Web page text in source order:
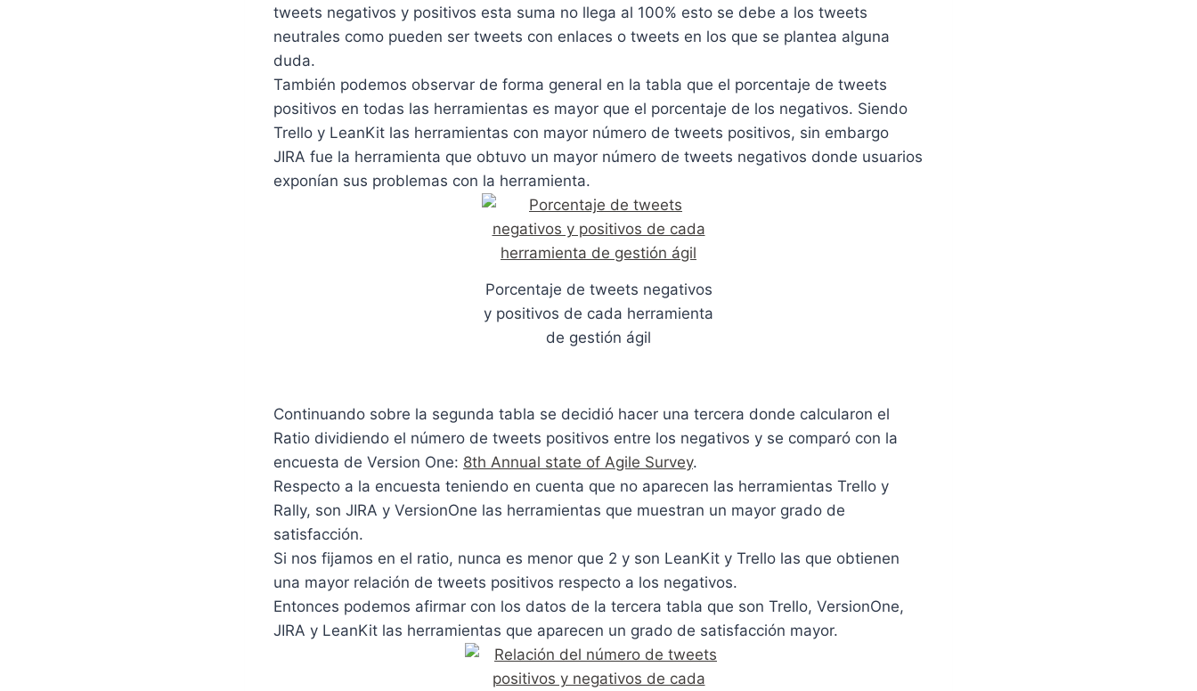
tweets negativos y positivos esta suma no llega al 100% esto se debe a los tweets
neutrales como pueden ser tweets con enlaces o tweets en los que se plantea alguna
duda.
También podemos observar de forma general en la tabla que el porcentaje de tweets
positivos en todas las herramientas es mayor que el porcentaje de los negativos. Siendo
Trello y LeanKit las herramientas con mayor número de tweets positivos, sin embargo
JIRA fue la herramienta que obtuvo un mayor número de tweets negativos donde usuarios
exponían sus problemas con la herramienta.
Porcentaje de tweets negativos
y positivos de cada herramienta
de gestión ágil
Continuando sobre la segunda tabla se decidió hacer una tercera donde calcularon el
Ratio dividiendo el número de tweets positivos entre los negativos y se comparó con la
encuesta de Version One: 8th Annual state of Agile Survey.
Respecto a la encuesta teniendo en cuenta que no aparecen las herramientas Trello y
Rally, son JIRA y VersionOne las herramientas que muestran un mayor grado de
satisfacción.
Si nos fijamos en el ratio, nunca es menor que 2 y son LeanKit y Trello las que obtienen
una mayor relación de tweets positivos respecto a los negativos.
Entonces podemos afirmar con los datos de la tercera tabla que son Trello, VersionOne,
JIRA y LeanKit las herramientas que aparecen un grado de satisfacción mayor.